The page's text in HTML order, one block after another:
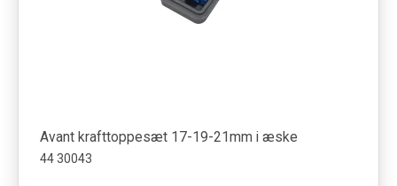
Avant krafttoppesæt 17-19-21mm i æske
44 30043